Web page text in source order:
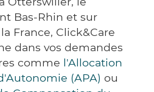
Bas-Rhin et sur
France, Click&Care
dans vos demandes
comme l'Allocation
(APA) ou